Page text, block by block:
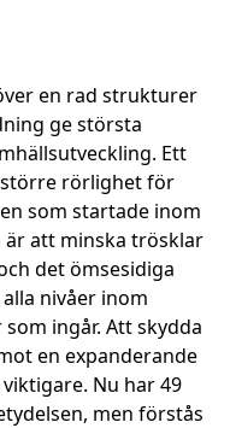
en rad strukturer
ge största
Ett
rörlighet för
som startade inom
är att minska trösklar
det ömsesidiga
nivåer inom
ingår. Att skydda
en expanderande
Nu har 49
men förstås